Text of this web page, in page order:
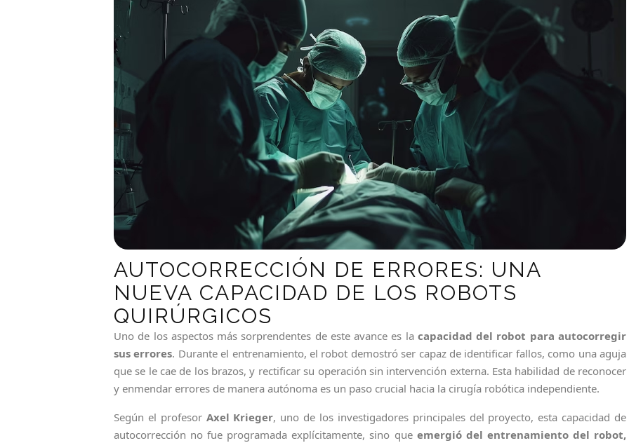
AUTOCORRECCIÓN DE ERRORES: UNA
NUEVA CAPACIDAD DE LOS ROBOTS
QUIRÚRGICOS
Uno de los aspectos más sorprendentes de este avance es la capacidad del robot para autocorregir
sus errores. Durante el entrenamiento, el robot demostró ser capaz de identificar fallos, como una aguja
que se le cae de los brazos, y rectificar su operación sin intervención externa. Esta habilidad de reconocer
y enmendar errores de manera autónoma es un paso crucial hacia la cirugía robótica independiente.
Según el profesorAxel Krieger, uno de los investigadores principales del proyecto, esta capacidad de
autocorrección no fue programada explícitamente, sino que emergió del entrenamiento del robot,